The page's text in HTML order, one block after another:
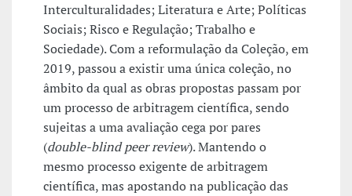
Interculturalidades; Literatura e Arte; Políticas
Sociais; Risco e Regulação; Trabalho e
Sociedade). Com a reformulação da Coleção, em
2019, passou a existir uma única coleção, no
âmbito da qual as obras propostas passam por
um processo de arbitragem científica, sendo
sujeitas a uma avaliação cega por pares
(double-blind peer review). Mantendo o
mesmo processo exigente de arbitragem
científica, mas apostando na publicação das